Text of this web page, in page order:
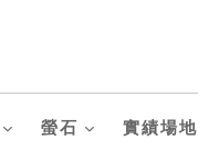
螢石 實績場地